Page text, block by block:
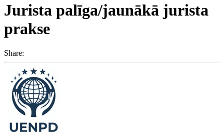
Jurista palīga/jaunākā jurista
prakse
Share: